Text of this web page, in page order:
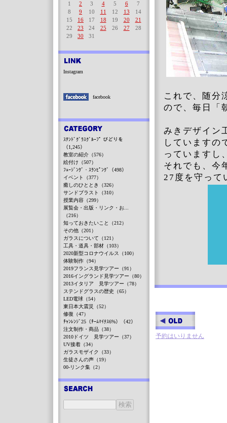
これで、随分
ので、毎日「
みきデザイン
していますの
っていますし
それでも、今
27度を守って
予約はいりません
1
2 3 4 5 6
7
8
9 10 11 12 13
14
15
16 17 18 19 20
21
22
23 24 25 26 27
28
29
30 31
Instagram
facebook
ｽﾃﾝﾄﾞｸﾞﾗｽｸﾞﾙｰﾌﾟ びどりを
（1,245）
教室の紹介（576）
絵付け（507）
ﾌｭｰｼﾞﾝｸﾞ・ｽﾗﾝﾋﾟﾝｸﾞ（498）
イベント（377）
癒しのひととき（326）
サンドブラスト（310）
授業内容（299）
展覧会・出版・リンク・お...
（216）
知っておきたいこと（212）
その他（201）
ガラスについて（121）
工具・道具・部材（103）
2020新型コロナウイルス（100）
体験制作（94）
2019フランス見学ツアー（91）
2016イングランド見学ツアー（80）
2013イタリア 見学ツアー（78）
ステンドグラスの歴史（65）
LED電球（54）
東日本大震災（52）
修復（47）
ﾁｬﾝﾚﾝｼﾞ25（ﾁｰﾑﾏｲﾅｽ6%）（42）
注文制作・商品（38）
2010ドイツ 見学ツアー（37）
UV接着（34）
ガラスモザイク（33）
生徒さんの声（19）
00-リンク集（2）